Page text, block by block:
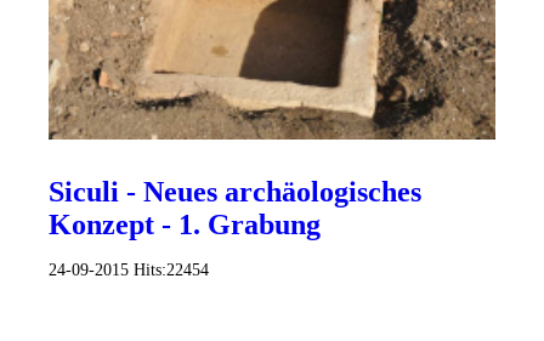
Siculi - Neues archäologisches
Konzept - 1. Grabung
24-09-2015 Hits:22454